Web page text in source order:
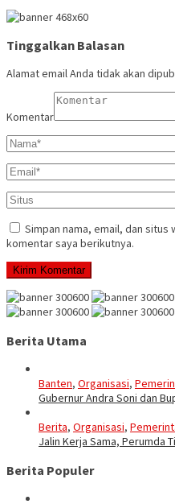
Tinggalkan Balasan
Alamat email Anda tidak akan
Komentar
Simpan nama, email, dan
komentar saya berikutnya.
Berita Utama
Banten, Organisasi,
Gubernur Andra Soni dan
Berita, Organisasi,
Jalin Kerja Sama, Perumda
Berita Populer